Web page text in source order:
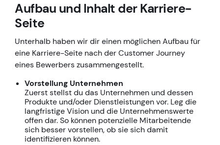
Aufbau und Inhalt der Karriere-
Seite
Unterhalb haben wir dir einen möglichen Aufbau für
eine Karriere-Seite nach der Customer Journey
eines Bewerbers zusammengestellt.
Vorstellung Unternehmen
Zuerst stellst du das Unternehmen und dessen
Produkte und/oder Dienstleistungen vor. Leg die
langfristige Vision und die Unternehmenswerte
offen dar. So können potenzielle Mitarbeitende
sich besser vorstellen, ob sie sich damit
identifizieren können.